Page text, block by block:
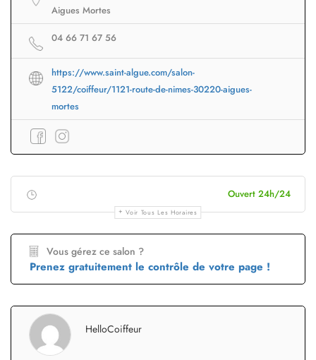
Aigues Mortes
04 66 71 67 56
https://www.saint-algue.com/salon-
5122/coiffeur/1121-route-de-nimes-30220-aigues-
mortes
Ouvert 24h/24
Voir Tous Les Horaires
Vous gérez ce salon ?
Prenez gratuitement le contrôle de votre page !
HelloCoiffeur